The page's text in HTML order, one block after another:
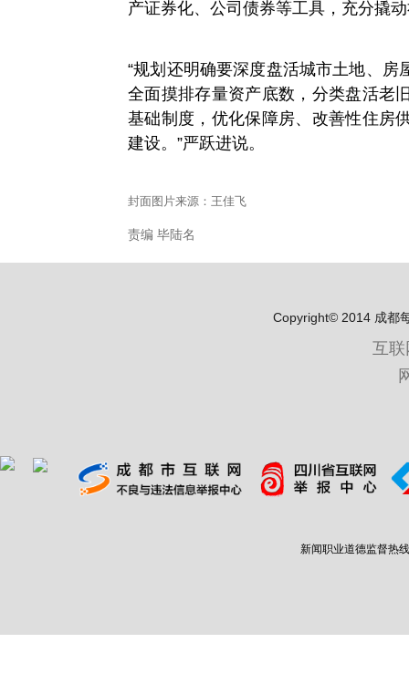
产证券化、公司债券等工具，充分撬
“规划还明确要深度盘活城市土地、
全面摸排存量资产底数，分类盘活老
基础制度，优化保障房、改善性住房
建设。”严跃进说。
封面图片来源：王佳飞
责编 毕陆名
Copyright© 2014 成都
互
新闻职业道德监督热